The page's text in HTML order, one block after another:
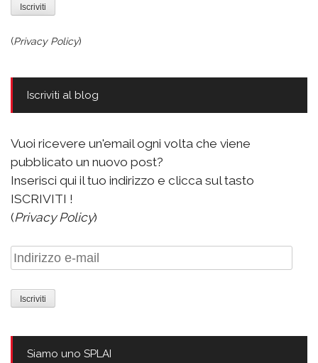
(Privacy Policy)
Iscriviti al blog
Vuoi ricevere un'email ogni volta che viene
pubblicato un nuovo post?
Inserisci qui il tuo indirizzo e clicca sul tasto
ISCRIVITI !
(Privacy Policy)
Indirizzo
e-
mail
Siamo uno SPLAI